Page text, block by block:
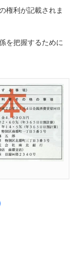
権利が記載されま
を把握するために